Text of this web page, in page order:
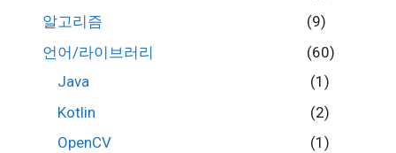
알고리즘
(9)
언어/라이브러리
(60)
Java
(1)
Kotlin
(2)
OpenCV
(1)